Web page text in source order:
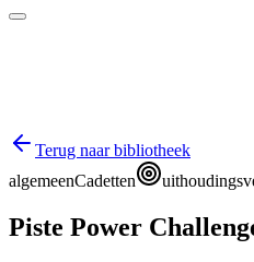
Terug naar bibliotheek
algemeenCadetten
Piste Power